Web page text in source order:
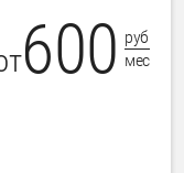
600 руб
мес